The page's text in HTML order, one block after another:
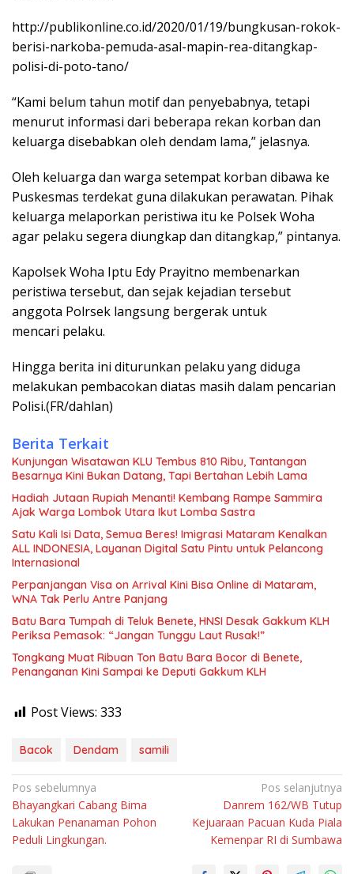
http://publikonline.co.id/2020/01/19/bungkusan-rokok-
berisi-narkoba-pemuda-asal-mapin-rea-ditangkap-
polisi-di-poto-tano/
“Kami belum tahun motif dan penyebabnya, tetapi
menurut informasi dari beberapa rekan korban dan
keluarga disebabkan oleh dendam lama,” jelasnya.
Oleh keluarga dan warga setempat korban dibawa ke
Puskesmas terdekat guna dilakukan perawatan. Pihak
keluarga melaporkan peristiwa itu ke Polsek Woha
agar pelaku segera diungkap dan ditangkap,” pintanya.
Kapolsek Woha Iptu Edy Prayitno membenarkan
peristiwa tersebut, dan sejak kejadian tersebut
anggota Polrsek langsung bergerak untuk
mencari pelaku.
Hingga berita ini diturunkan pelaku yang diduga
melakukan pembacokan diatas masih dalam pencarian
Polisi.(FR/dahlan)
Berita Terkait
Kunjungan Wisatawan KLU Tembus 810 Ribu, Tantangan
Besarnya Kini Bukan Datang, Tapi Bertahan Lebih Lama
Hadiah Jutaan Rupiah Menanti! Kembang Rampe Sammira
Ajak Warga Lombok Utara Ikut Lomba Sastra
Satu Kali Isi Data, Semua Beres! Imigrasi Mataram Kenalkan
ALL INDONESIA, Layanan Digital Satu Pintu untuk Pelancong
Internasional
Perpanjangan Visa on Arrival Kini Bisa Online di Mataram,
WNA Tak Perlu Antre Panjang
Batu Bara Tumpah di Teluk Benete, HNSI Desak Gakkum KLH
Periksa Pemasok: “Jangan Tunggu Laut Rusak!”
Tongkang Muat Ribuan Ton Batu Bara Bocor di Benete,
Penanganan Kini Sampai ke Deputi Gakkum KLH
Post Views: 333
Bacok Dendam samili
Navigasi
pos
Pos sebelumnya
Bhayangkari Cabang Bima
Lakukan Penanaman Pohon
Peduli Lingkungan.
Pos selanjutnya
Danrem 162/WB Tutup
Kejuaraan Pacuan Kuda Piala
Kemenpar RI di Sumbawa